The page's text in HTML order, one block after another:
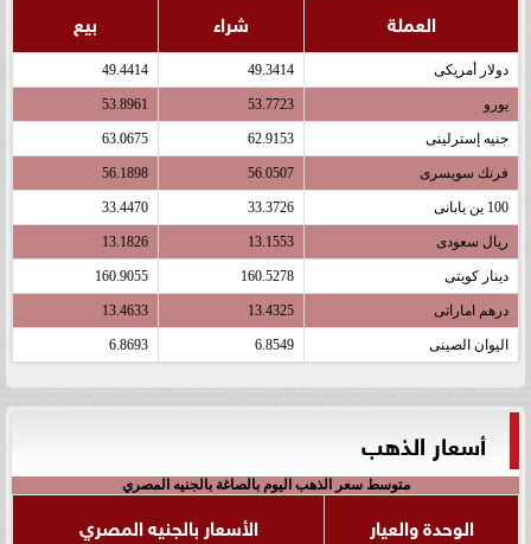
العملة شراء بيع
دولار أمريكى 49.3414
49.4414
يورو 53.7723
53.8961
جنيه إسترلينى 62.9153
63.0675
فرنك سويسرى 56.0507
56.1898
100 ين يابانى 33.3726
33.4470
ريال سعودى 13.1553
13.1826
دينار كويتى 160.5278
160.9055
درهم اماراتى 13.4325
13.4633
اليوان الصينى 6.8549
6.8693
أسعار الذهب
متوسط سعر الذهب اليوم بالصاغة بالجنيه المصري
الوحدة والعيار
الأسعار بالجنيه المصري